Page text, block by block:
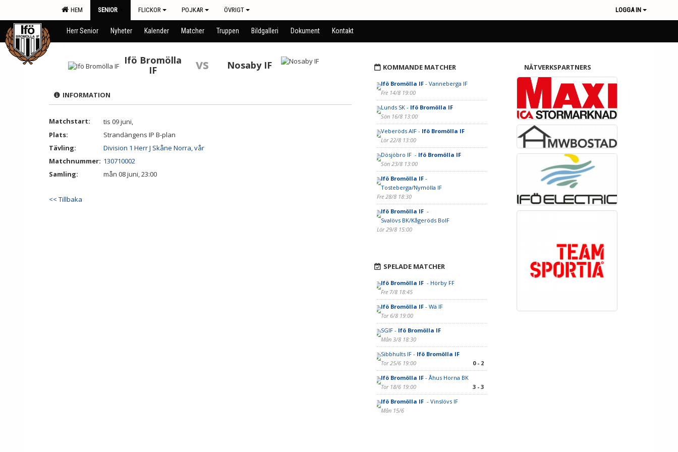
HEM SENIOR FLICKOR POJKAR ÖVRIGT LOGGA IN
Herr Senior Nyheter Kalender Matcher Truppen Bildgalleri Dokument Kontakt
Ifö Bromölla
IF
vs Nosaby IF
INFORMATION
Matchstart:
tis 09 juni,
Plats:
Strandängens IP B-plan
Tävling:
Division 1 Herr J Skåne Norra, vår
Matchnummer: 130710002
Samling:
mån 08 juni, 23:00
<< Tillbaka
KOMMANDE MATCHER
Ifö Bromölla IF- Vanneberga IF
Fre 14/8 19:00
Lunds SK - Ifö Bromölla IF
Sön 16/8 13:00
Veberöds AIF - Ifö Bromölla IF
Lör 22/8 13:00
Dösjöbro IF - Ifö Bromölla IF
Sön 23/8 13:00
Ifö Bromölla IF-
Tosteberga/Nymölla IF
Fre 28/8 18:30
Ifö Bromölla IF -
Svalövs BK/Kågeröds BoIF
Lör 29/8 15:00
SPELADE MATCHER
Ifö Bromölla IF - Hörby FF
Fre 7/8 18:45
Ifö Bromölla IF- Wä IF
Tor 6/8 19:00
SGIF - Ifö Bromölla IF
Mån 3/8 18:30
Sibbhults IF - Ifö Bromölla IF
Tor 25/6 19:00
0 - 2
Ifö Bromölla IF- Åhus Horna BK
Tor 18/6 19:00
3 - 3
Ifö Bromölla IF - Vinslövs IF
Mån 15/6
NÄTVERKSPARTNERS